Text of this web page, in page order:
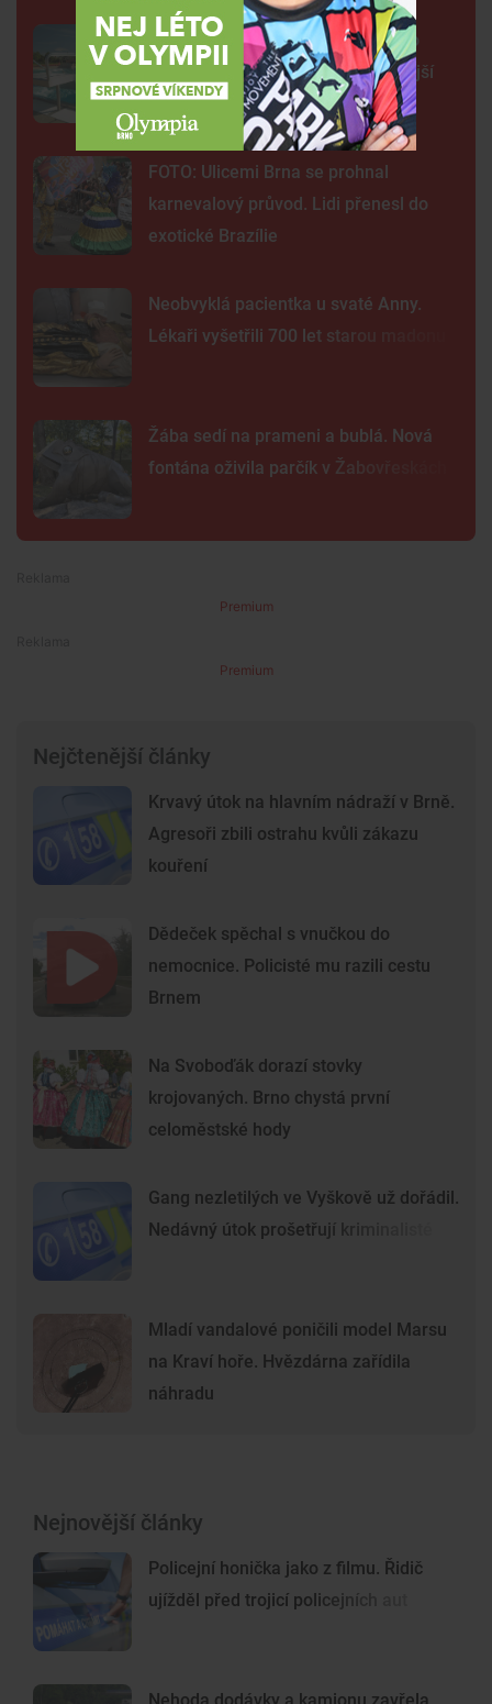
Na plovárně ve Znojmě se popralo
třicet lidí. Přibudou kamery i častější
hlídky
FOTO: Ulicemi Brna se prohnal
karnevalový průvod. Lidi přenesl do
exotické Brazílie
Neobvyklá pacientka u svaté Anny.
Lékaři vyšetřili 700 let starou madonu
Žába sedí na prameni a bublá. Nová
fontána oživila parčík v Žabovřeskách
Premium
Premium
Nejčtenější články
Krvavý útok na hlavním nádraží v Brně.
Agresoři zbili ostrahu kvůli zákazu
kouření
Dědeček spěchal s vnučkou do
nemocnice. Policisté mu razili cestu
Brnem
Na Svoboďák dorazí stovky
krojovaných. Brno chystá první
celoměstské hody
Gang nezletilých ve Vyškově už dořádil.
Nedávný útok prošetřují kriminalisté
Mladí vandalové poničili model Marsu
na Kraví hoře. Hvězdárna zařídila
náhradu
Nejnovější články
Policejní honička jako z filmu. Řidič
ujížděl před trojicí policejních aut